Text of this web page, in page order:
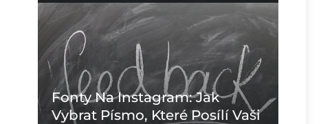
Fonty Na Instagram: Jak
Vybrat Písmo, Které Posílí Vaši